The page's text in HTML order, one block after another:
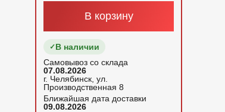
В корзину
В наличии
Самовывоз со склада
07.08.2026
г. Челябинск, ул.
Производственная 8
Ближайшая дата доставки
09.08.2026